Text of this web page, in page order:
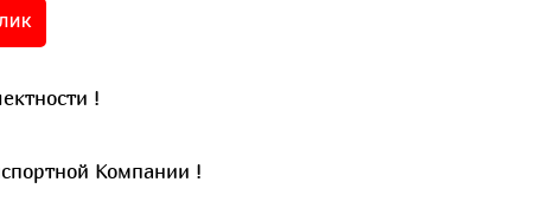
В 1 КЛИК
!
Компании !